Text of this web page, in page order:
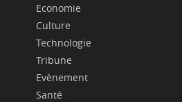
Economie
Culture
Technologie
Tribune
Evènement
Santé